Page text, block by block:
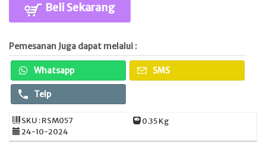
Beli Sekarang
Pemesanan Juga dapat melalui :
Whatsapp SMS
Telp
SKU : RSM057
0.35 Kg
24-10-2024